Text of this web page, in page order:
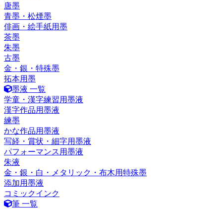
唐墨
青墨・松煙墨
俳画・絵手紙用墨
茶墨
朱墨
古墨
金・銀・特殊墨
拓本用墨
墨液 一覧
学童・漢字練習用墨液
漢字作品用墨液
練墨
かな作品用墨液
写経・賞状・細字用墨液
パフォーマンス用墨液
朱液
金・銀・白・メタリック・布木用特殊墨
添加用墨液
コミックインク
筆 一覧